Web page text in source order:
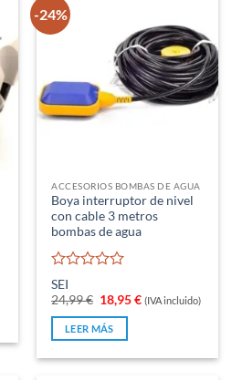
-24%
ACCESORIOS BOMBAS DE AGUA
Boya interruptor de nivel
con cable 3 metros
bombas de agua
Valorado
con
0
de
5
SEI
24,99€ El
precio
original
era:
18,95€El
precio
(IVA incluido)
LEER MÁS